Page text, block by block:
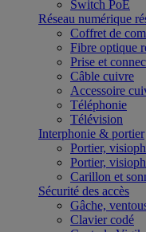
Switch PoE
Réseau numérique
Coffret de
Fibre optique
Prise et
Câble cuivre
Accessoire
Téléphonie
Télévision
Interphonie & portier
Portier,
Portier,
Carillon et
Sécurité des accès
Gâche,
Clavier codé